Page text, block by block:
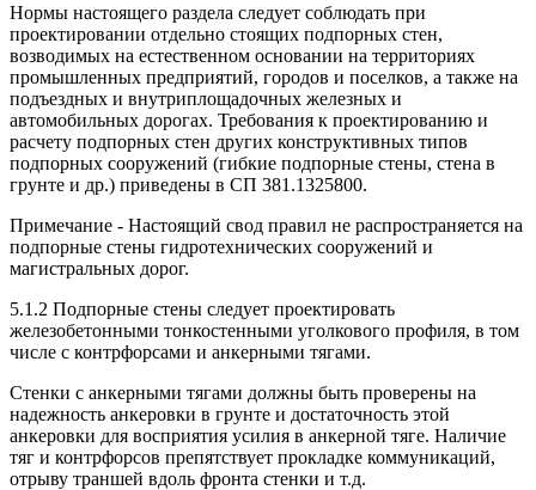
Нормы настоящего раздела следует соблюдать при
проектировании отдельно стоящих подпорных стен,
возводимых на естественном основании на территориях
промышленных предприятий, городов и поселков, а также на
подъездных и внутриплощадочных железных и
автомобильных дорогах. Требования к проектированию и
расчету подпорных стен других конструктивных типов
подпорных сооружений (гибкие подпорные стены, стена в
грунте и др.) приведены в СП 381.1325800.
Примечание - Настоящий свод правил не распространяется на
подпорные стены гидротехнических сооружений и
магистральных дорог.
5.1.2 Подпорные стены следует проектировать
железобетонными тонкостенными уголкового профиля, в том
числе с контрфорсами и анкерными тягами.
Стенки с анкерными тягами должны быть проверены на
надежность анкеровки в грунте и достаточность этой
анкеровки для восприятия усилия в анкерной тяге. Наличие
тяг и контрфорсов препятствует прокладке коммуникаций,
отрыву траншей вдоль фронта стенки и т.д.